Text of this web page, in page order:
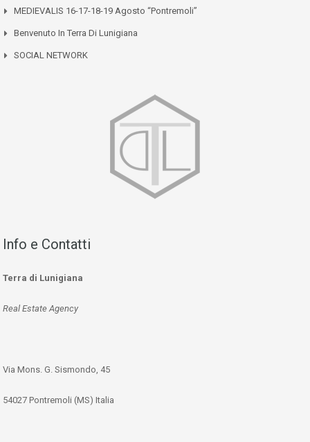
MEDIEVALIS 16-17-18-19 Agosto “Pontremoli”
Benvenuto In Terra Di Lunigiana
SOCIAL NETWORK
Info e Contatti
Terra di Lunigiana
Real Estate Agency
Via Mons. G. Sismondo, 45
54027 Pontremoli (MS) Italia